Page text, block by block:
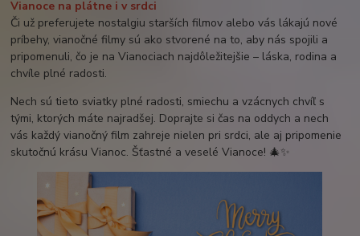
Vianoce na plátne i v srdci
Či už preferujete nostalgiu starších filmov alebo vás lákajú nové
príbehy, vianočné filmy sú ako stvorené na to, aby nás spojili a
pripomenuli, čo je na Vianociach najdôležitejšie – láska, rodina a
chvíle plné radosti.
Nech sú tieto sviatky plné radosti, smiechu a vzácnych chvíľ s
tými, ktorých máte najradšej. Doprajte si čas na oddych a nech
vás každý vianočný film zahreje nielen pri srdci, ale aj pripomenie
skutočnú krásu Vianoc. Šťastné a veselé Vianoce! 🎄✨